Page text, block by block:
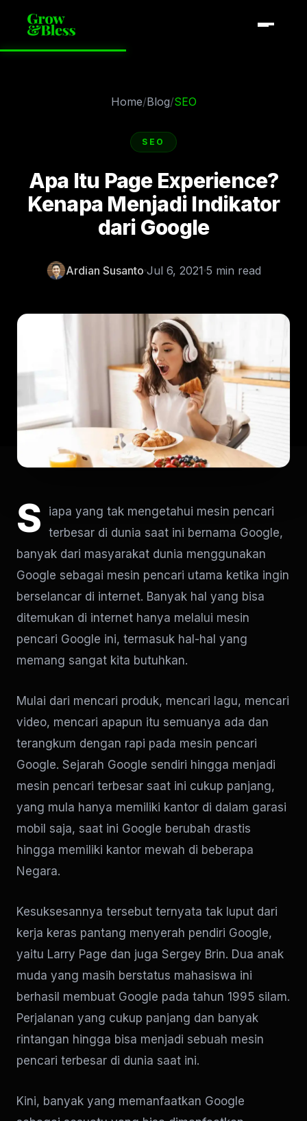
Home/Blog/SEO
SEO
Apa Itu Page Experience?
Kenapa Menjadi Indikator
dari Google
Ardian Susanto Jul 6, 2021 5 min read
S
iapa yang tak mengetahui mesin pencari
terbesar di dunia saat ini bernama Google,
banyak dari masyarakat dunia menggunakan
Google sebagai mesin pencari utama ketika ingin
berselancar di internet. Banyak hal yang bisa
ditemukan di internet hanya melalui mesin
pencari Google ini, termasuk hal-hal yang
memang sangat kita butuhkan.
Mulai dari mencari produk, mencari lagu, mencari
video, mencari apapun itu semuanya ada dan
terangkum dengan rapi pada mesin pencari
Google. Sejarah Google sendiri hingga menjadi
mesin pencari terbesar saat ini cukup panjang,
yang mula hanya memiliki kantor di dalam garasi
mobil saja, saat ini Google berubah drastis
hingga memiliki kantor mewah di beberapa
Negara.
Kesuksesannya tersebut ternyata tak luput dari
kerja keras pantang menyerah pendiri Google,
yaitu Larry Page dan juga Sergey Brin. Dua anak
muda yang masih berstatus mahasiswa ini
berhasil membuat Google pada tahun 1995 silam.
Perjalanan yang cukup panjang dan banyak
rintangan hingga bisa menjadi sebuah mesin
pencari terbesar di dunia saat ini.
Kini, banyak yang memanfaatkan Google